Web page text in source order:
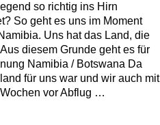
so richtig ins Hirn
So geht es uns im Moment
Uns hat das Land, die
diesem Grunde geht es für
Namibia / Botswana Da
für uns war und wir auch mit
vor Abflug …